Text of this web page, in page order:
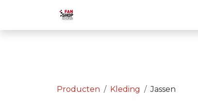
Producten Kleding Jassen